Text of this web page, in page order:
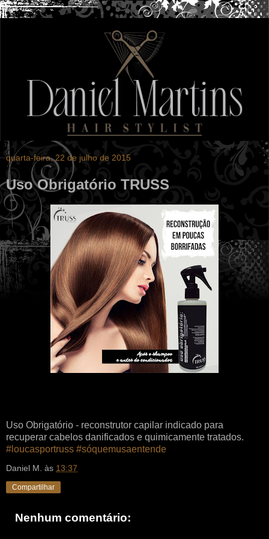
quarta-feira, 22 de julho de 2015
Uso Obrigatório TRUSS
Uso Obrigatório - reconstrutor capilar indicado para
recuperar cabelos danificados e quimicamente tratados.
‪#‎loucasportruss‬ ‪#‎sóquemusaentende‬
Daniel M. às 13:37
Compartilhar
Nenhum comentário: